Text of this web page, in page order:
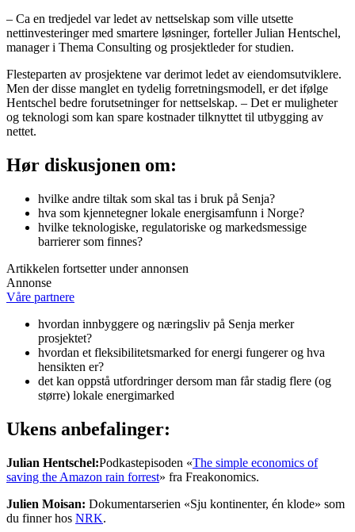
– Ca en tredjedel var ledet av nettselskap som ville utsette
nettinvesteringer med smartere løsninger, forteller Julian Hentschel,
manager i Thema Consulting og prosjektleder for studien.
Flesteparten av prosjektene var derimot ledet av eiendomsutviklere.
Men der disse manglet en tydelig forretningsmodell, er det ifølge
Hentschel bedre forutsetninger for nettselskap. – Det er muligheter
og teknologi som kan spare kostnader tilknyttet til utbygging av
nettet.
Hør diskusjonen om:
hvilke andre tiltak som skal tas i bruk på Senja?
hva som kjennetegner lokale energisamfunn i Norge?
hvilke teknologiske, regulatoriske og markedsmessige
barrierer som finnes?
Artikkelen fortsetter under annonsen
Annonse
Våre partnere
hvordan innbyggere og næringsliv på Senja merker
prosjektet?
hvordan et fleksibilitetsmarked for energi fungerer og hva
hensikten er?
det kan oppstå utfordringer dersom man får stadig flere (og
større) lokale energimarked
Ukens anbefalinger:
Julian Hentschel:Podkastepisoden «The simple economics of
saving the Amazon rain forrest» fra Freakonomics.
Julien Moisan: Dokumentarserien «Sju kontinenter, én klode» som
du finner hos NRK.